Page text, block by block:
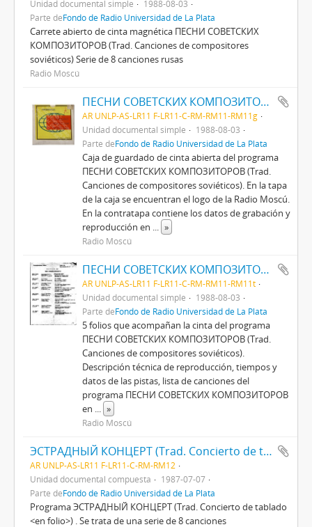
Unidad documental simple
1988-08-03
Parte deFondo de Radio Universidad de La Plata
Carrete abierto de cinta magnética ПЕСНИ СОВЕТСКИХ
КОМПОЗИТОРОВ (Trad. Canciones de compositores
soviéticos) Serie de 8 canciones rusas
Radio Moscú
ПЕСНИ СОВЕТСКИХ КОМПОЗИТОРОВ (Trad. CANCIONES DE COMPOSITORES SOVIÉTICOS)
AR UNLP-AS-LR11 F-LR11-C-RM-RM11-RM11g
Unidad documental simple
1988-08-03
Parte deFondo de Radio Universidad de La Plata
Caja de guardado de cinta abierta del programa
ПЕСНИ СОВЕТСКИХ КОМПОЗИТОРОВ (Trad.
Canciones de compositores soviéticos). En la tapa
de la caja se encuentran el logo de la Radio Moscú.
En la contratapa contiene los datos de grabación y
reproducción en ... »
Radio Moscú
ПЕСНИ СОВЕТСКИХ КОМПОЗИТОРОВ (Trad. CANCIONES DE COMPOSITORES SOVIÉTICOS)
AR UNLP-AS-LR11 F-LR11-C-RM-RM11-RM11t
Unidad documental simple
1988-08-03
Parte deFondo de Radio Universidad de La Plata
5 folios que acompañan la cinta del programa
ПЕСНИ СОВЕТСКИХ КОМПОЗИТОРОВ (Trad.
Canciones de compositores soviéticos).
Descripción técnica de reproducción, tiempos y
datos de las pistas, lista de canciones del
programa ПЕСНИ СОВЕТСКИХ КОМПОЗИТОРОВ
en ... »
Radio Moscú
ЭСТРАДНЫЙ КОНЦЕРТ (Trad. Concierto de tablado <en folio>)
AR UNLP-AS-LR11 F-LR11-C-RM-RM12
Unidad documental compuesta
1987-07-07
Parte deFondo de Radio Universidad de La Plata
Programa ЭСТРАДНЫЙ КОНЦЕРТ (Trad. Concierto de tablado
<en folio>) . Se trata de una serie de 8 canciones